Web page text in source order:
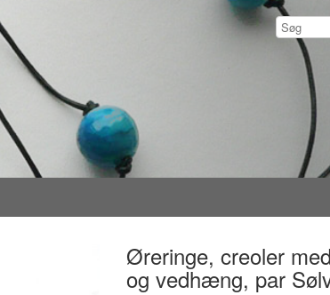
Øreringe, creoler
og vedhæng, par